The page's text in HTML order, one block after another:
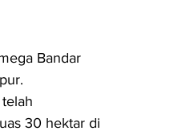
Bandar
30 hektar di